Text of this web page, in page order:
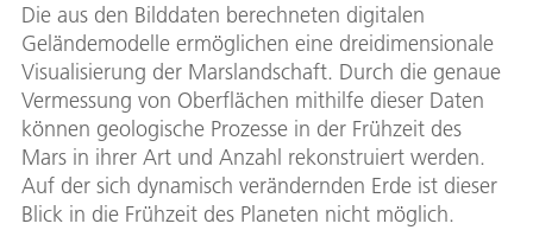
Die aus den Bilddaten berechneten digitalen
Geländemodelle ermöglichen eine dreidimensionale
Visualisierung der Marslandschaft. Durch die genaue
Vermessung von Oberflächen mithilfe dieser Daten
können geologische Prozesse in der Frühzeit des
Mars in ihrer Art und Anzahl rekonstruiert werden.
Auf der sich dynamisch verändernden Erde ist dieser
Blick in die Frühzeit des Planeten nicht möglich.